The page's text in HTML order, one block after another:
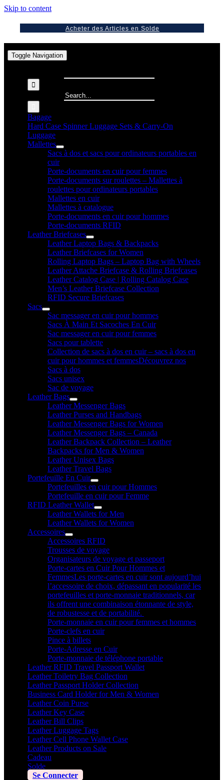
Skip to content
Acheter des Articles en Solde
Toggle Navigation
Bagage
Hard Case Spinner Luggage Sets & Carry-On
Luggage
Mallettes
Sacs à dos et sacs pour ordinateurs portables en
cuir
Porte-documents en cuir pour femmes
Porte-documents sur roulettes – Mallettes à
roulettes pour ordinateurs portables
Mallettes en cuir
Mallettes à catalogue
Porte-documents en cuir pour hommes
Porte-documents RFID
Leather Briefcases
Leather Laptop Bags & Backpacks
Leather Briefcases for Women
Rolling Laptop Bags – Laptop Bag with Wheels
Leather Attache Briefcase & Rolling Briefcases
Leather Catalog Case | Rolling Catalog Case
Men’s Leather Briefcase Collection
RFID Secure Briefcases
Sacs
Sac messager en cuir pour hommes
Sacs À Main Et Sacoches En Cuir
Sac messager en cuir pour femmes
Sacs pour tablette
Collection de sacs à dos en cuir – sacs à dos en
cuir pour hommes et femmesDécouvrez nos
Sacs à dos
Sacs unisex
Sac de voyage
Leather Bags
Leather Messenger Bags
Leather Purses and Handbags
Leather Messenger Bags for Women
Leather Messenger Bags – Canada
Leather Backpack Collection – Leather
Backpacks for Men & Women
Leather Unisex Bags
Leather Travel Bags
Portefeuille En Cuir
Portefeuilles en cuir pour Hommes
Portefeuille en cuir pour Femme
RFID Leather Wallet
Leather Wallets for Men
Leather Wallets for Women
Accessoires
Accessoires RFID
Trousses de voyage
Organisateurs de voyage et passeport
Porte-cartes en Cuir Pour Hommes et
FemmesLes porte-cartes en cuir sont aujourd’hui
l’accessoire de choix, dépassant en popularité les
portefeuilles et porte-monnaie traditionnels, car
ils offrent une combinaison étonnante de style,
de robustesse et de portabilité.
Porte-monnaie en cuir pour femmes et hommes
Porte-clefs en cuir
Pince à billets
Porte-Adresse en Cuir
Porte-monnaie de téléphone portable
Leather RFID Travel Passport Wallet
Leather Toiletry Bag Collection
Leather Passport Holder Collection
Business Card Holder for Men & Women
Leather Coin Purse
Leather Key Case
Leather Bill Clips
Leather Luggage Tags
Leather Cell Phone Wallet Case
Leather Products on Sale
Cadeau
Solde
Se Connecter